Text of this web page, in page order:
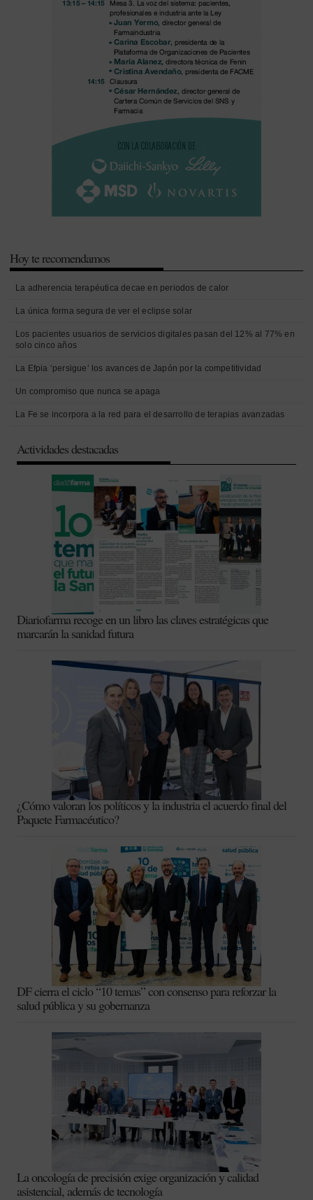
Hoy te recomendamos
La adherencia terapéutica decae en periodos de calor
La única forma segura de ver el eclipse solar
Los pacientes usuarios de servicios digitales pasan del 12% al 77% en
solo cinco años
La Efpia ‘persigue’ los avances de Japón por la competitividad
Un compromiso que nunca se apaga
La Fe se incorpora a la red para el desarrollo de terapias avanzadas
Actividades destacadas
Diariofarma recoge en un libro las claves estratégicas que
marcarán la sanidad futura
¿Cómo valoran los políticos y la industria el acuerdo final del
Paquete Farmacéutico?
DF cierra el ciclo “10 temas” con consenso para reforzar la
salud pública y su gobernanza
La oncología de precisión exige organización y calidad
asistencial, además de tecnología